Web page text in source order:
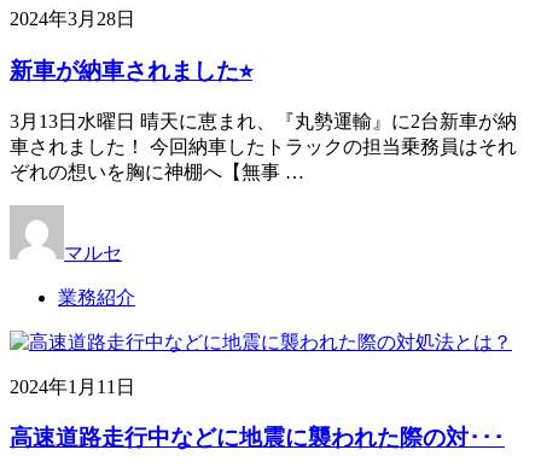
2024年3月28日
新車が納車されました⭐︎
3月13日水曜日 晴天に恵まれ、『丸勢運輸』に2台新車が納
車されました！ 今回納車したトラックの担当乗務員はそれ
ぞれの想いを胸に神棚へ【無事 …
マルセ
業務紹介
2024年1月11日
高速道路走行中などに地震に襲われた際の対･･･